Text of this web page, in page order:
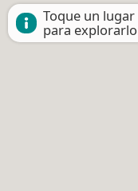
Toque un lugar
para explorarlo